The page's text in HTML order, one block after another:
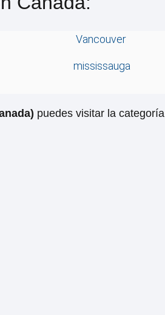
Vancouver
mississauga
puedes visitar la categoría